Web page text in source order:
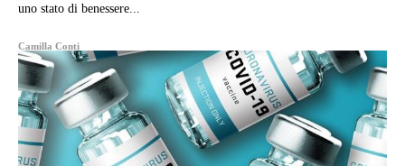
uno stato di benessere...
Camilla Conti